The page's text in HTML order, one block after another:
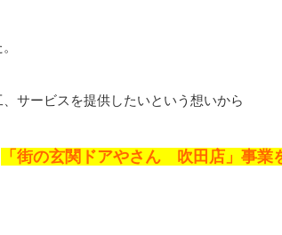
サービスを提供したいという想いから
「街の玄関ドアやさん 吹田店」事業